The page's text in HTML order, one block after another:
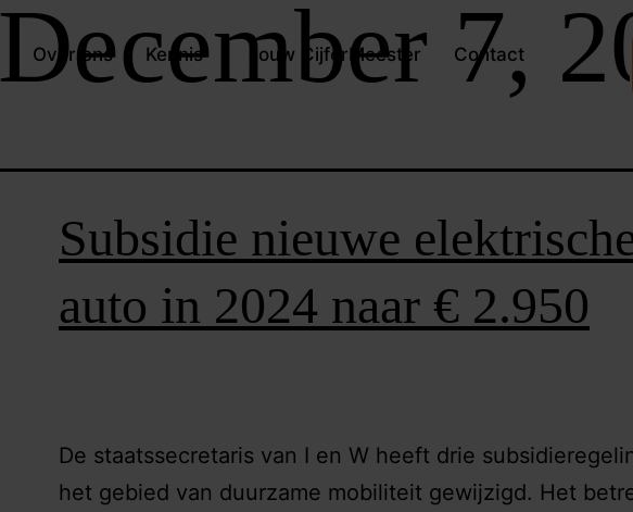
Over ons Kennis Jouw CijferMeester Contact
December 7,
Subsidie nieuwe
auto in 2024 naar € 2.950
De staatssecretaris van I en W heeft drie
het gebied van duurzame mobiliteit gewijzigd. Het